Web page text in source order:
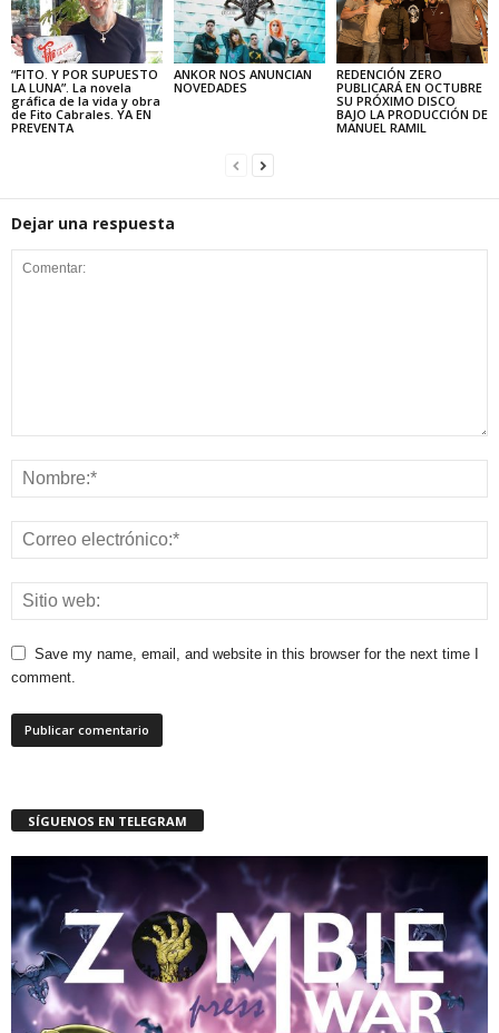
“FITO. Y POR SUPUESTO
LA LUNA”. La novela
gráfica de la vida y obra
de Fito Cabrales. YA EN
PREVENTA
ANKOR NOS ANUNCIAN
NOVEDADES
REDENCIÓN ZERO
PUBLICARÁ EN OCTUBRE
SU PRÓXIMO DISCO
BAJO LA PRODUCCIÓN DE
MANUEL RAMIL
Dejar una respuesta
Save my name, email, and website in this browser for the next time I
comment.
SÍGUENOS EN TELEGRAM